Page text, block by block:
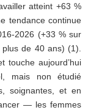
atteint +63 %
tendance continue
2026 (+33 % sur
de 40 ans) (1).
touche aujourd’hui
mais non étudié
soignantes, et en
— les femmes